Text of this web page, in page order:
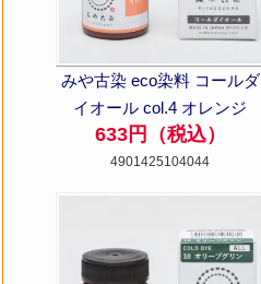
みや古染 eco染料 コールダ
イオール col.4 オレンジ
633円（税込）
4901425104044